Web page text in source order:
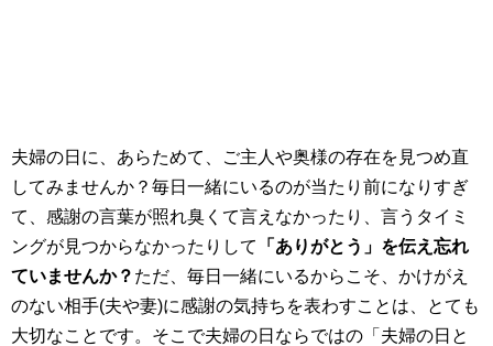
夫婦の日に、あらためて、ご主人や奥様の存在を見つめ直
してみませんか？毎日一緒にいるのが当たり前になりすぎ
て、感謝の言葉が照れ臭くて言えなかったり、言うタイミ
ングが見つからなかったりして
「ありがとう」を伝え忘れ
ていませんか？ ただ、毎日一緒にいるからこそ、かけがえ
のない相手(夫や妻)に感謝の気持ちを表わすことは、とても
大切なことです。そこで夫婦の日ならではの「夫婦の日と